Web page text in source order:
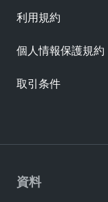
資料
利用規約
個人情報保護規約
取引条件